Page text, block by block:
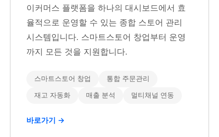
이커머스 플랫폼을 하나의 대시보드에서 효
율적으로 운영할 수 있는 종합 스토어 관리
시스템입니다. 스마트스토어 창업부터 운영
까지 모든 것을 지원합니다.
스마트스토어 창업 통합 주문관리
재고 자동화 매출 분석 멀티채널 연동
바로가기 →